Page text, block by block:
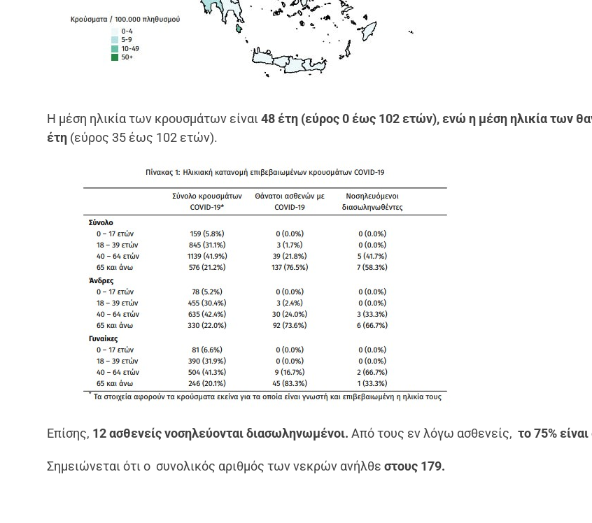
Η μέση ηλικία των κρουσμάτων είναι48 έτη (εύρος 0 έως 102 ετών), ενώ η μέση ηλικία των
έτη (εύρος 35 έως 102 ετών).
Επίσης, 12 ασθενείς νοσηλεύονται διασωληνωμένοι. Από τους εν λόγω ασθενείς, το 75%
Σημειώνεται ότι ο συνολικός αριθμός των νεκρών ανήλθεστους 179.